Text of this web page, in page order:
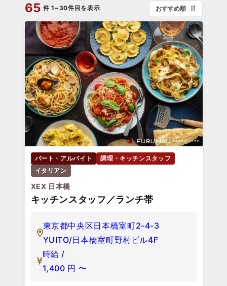
65 件 1~30件目を表示 おすすめ順
パート・アルバイト
調理・キッチンスタッフ
イタリアン
XEX 日本橋
キッチンスタッフ／ランチ帯
東京都中央区日本橋室町2-4-3
YUITO/日本橋室町野村ビル4F
時給 /
1,400 円 〜